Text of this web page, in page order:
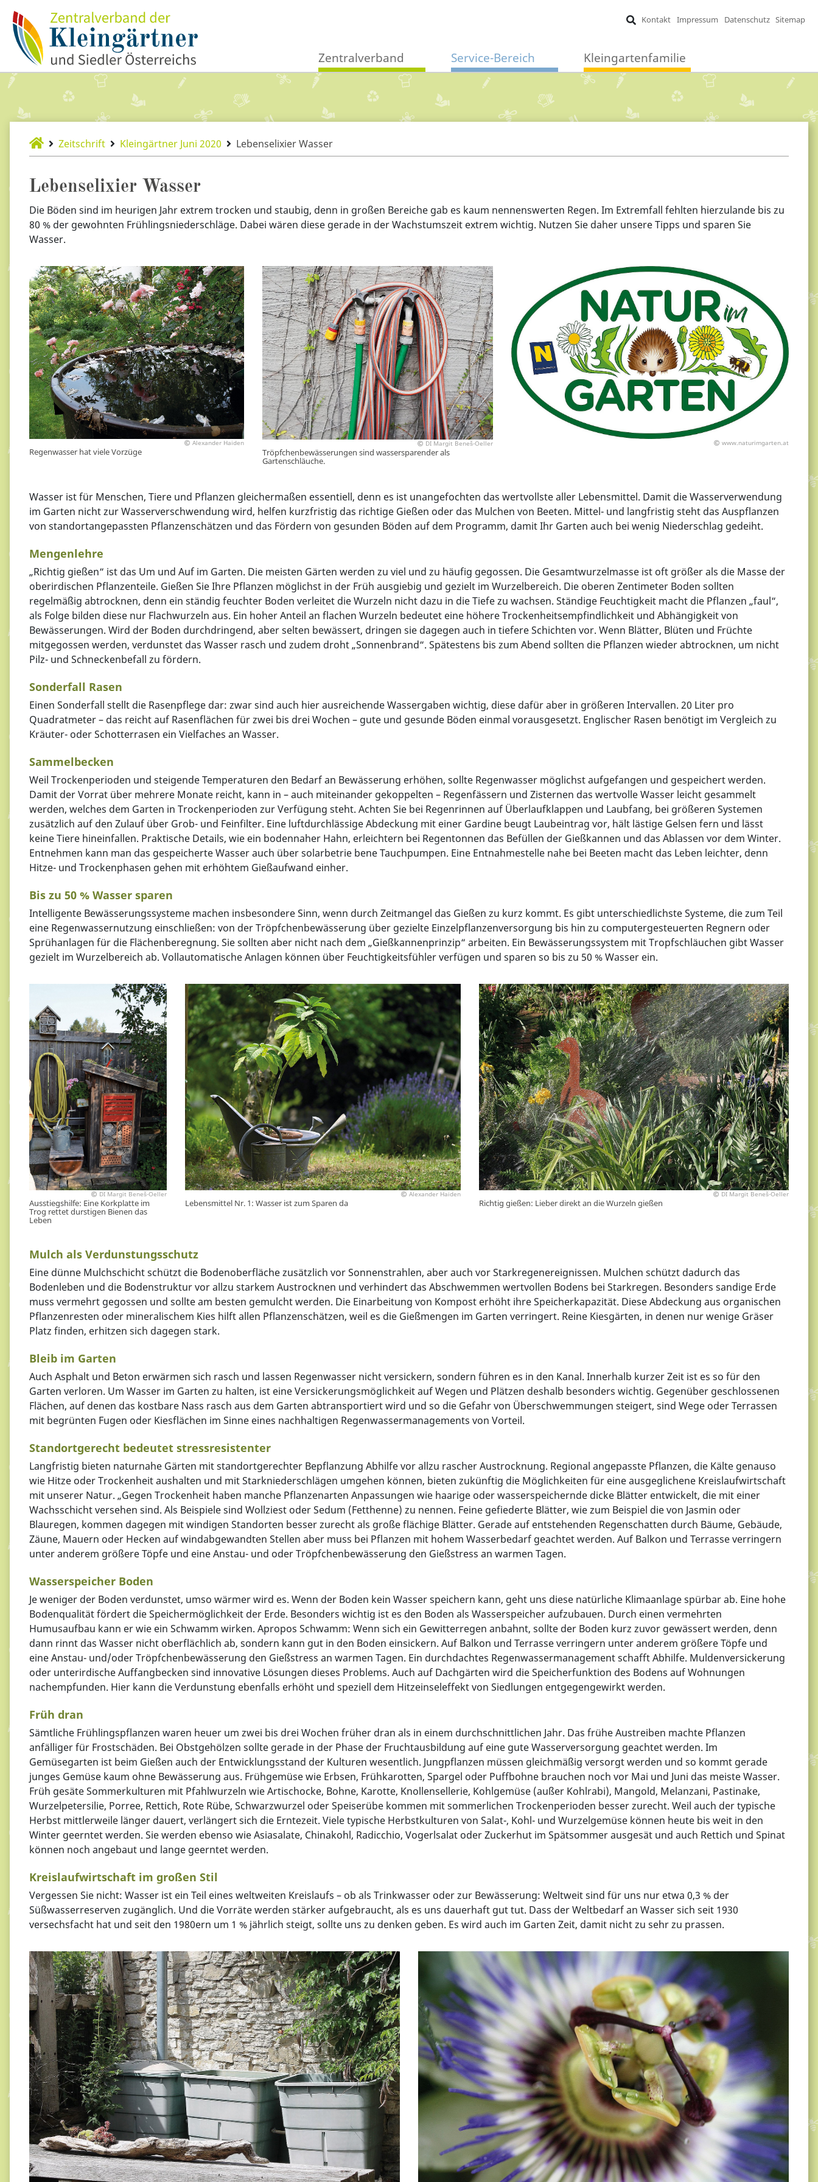
Zentralverband Service-Bereich Kleingartenfamilie
Kontakt Impressum Datenschutz Sitemap
Zeitschrift Kleingärtner Juni 2020 Lebenselixier Wasser
Lebenselixier Wasser
Die Böden sind im heurigen Jahr extrem trocken und staubig, denn in großen Bereiche gab es kaum nennenswerten Regen. Im Extremfall fehlten hierzulande bis zu
80 % der gewohnten Frühlingsniederschläge. Dabei wären diese gerade in der Wachstumszeit extrem wichtig. Nutzen Sie daher unsere Tipps und sparen Sie
Wasser.
Alexander Haiden
Regenwasser hat viele Vorzüge
DI Margit Beneš-Oeller
Tröpfchenbewässerungen sind wassersparender als
Gartenschläuche.
www.naturimgarten.at
Wasser ist für Menschen, Tiere und Pflanzen gleichermaßen essentiell, denn es ist unangefochten das wertvollste aller Lebensmittel. Damit die Wasserverwendung
im Garten nicht zur Wasserverschwendung wird, helfen kurzfristig das richtige Gießen oder das Mulchen von Beeten. Mittel- und langfristig steht das Auspflanzen
von standortangepassten Pflanzenschätzen und das Fördern von gesunden Böden auf dem Programm, damit Ihr Garten auch bei wenig Niederschlag gedeiht.
Mengenlehre
„Richtig gießen“ ist das Um und Auf im Garten. Die meisten Gärten werden zu viel und zu häufig gegossen. Die Gesamtwurzelmasse ist oft größer als die Masse der
oberirdischen Pflanzenteile. Gießen Sie Ihre Pflanzen möglichst in der Früh ausgiebig und gezielt im Wurzelbereich. Die oberen Zentimeter Boden sollten
regelmäßig abtrocknen, denn ein ständig feuchter Boden verleitet die Wurzeln nicht dazu in die Tiefe zu wachsen. Ständige Feuchtigkeit macht die Pflanzen „faul“,
als Folge bilden diese nur Flachwurzeln aus. Ein hoher Anteil an flachen Wurzeln bedeutet eine höhere Trockenheitsempfindlichkeit und Abhängigkeit von
Bewässerungen. Wird der Boden durchdringend, aber selten bewässert, dringen sie dagegen auch in tiefere Schichten vor. Wenn Blätter, Blüten und Früchte
mitgegossen werden, verdunstet das Wasser rasch und zudem droht „Sonnenbrand“. Spätestens bis zum Abend sollten die Pflanzen wieder abtrocknen, um nicht
Pilz- und Schneckenbefall zu fördern.
Sonderfall Rasen
Einen Sonderfall stellt die Rasenpflege dar: zwar sind auch hier ausreichende Wassergaben wichtig, diese dafür aber in größeren Intervallen. 20 Liter pro
Quadratmeter – das reicht auf Rasenflächen für zwei bis drei Wochen – gute und gesunde Böden einmal vorausgesetzt. Englischer Rasen benötigt im Vergleich zu
Kräuter- oder Schotterrasen ein Vielfaches an Wasser.
Sammelbecken
Weil Trockenperioden und steigende Temperaturen den Bedarf an Bewässerung erhöhen, sollte Regenwasser möglichst aufgefangen und gespeichert werden.
Damit der Vorrat über mehrere Monate reicht, kann in – auch miteinander gekoppelten – Regenfässern und Zisternen das wertvolle Wasser leicht gesammelt
werden, welches dem Garten in Trockenperioden zur Verfügung steht. Achten Sie bei Regenrinnen auf Überlaufklappen und Laubfang, bei größeren Systemen
zusätzlich auf den Zulauf über Grob- und Feinfilter. Eine luftdurchlässige Abdeckung mit einer Gardine beugt Laubeintrag vor, hält lästige Gelsen fern und lässt
keine Tiere hineinfallen. Praktische Details, wie ein bodennaher Hahn, erleichtern bei Regentonnen das Befüllen der Gießkannen und das Ablassen vor dem Winter.
Entnehmen kann man das gespeicherte Wasser auch über solarbetrie bene Tauchpumpen. Eine Entnahmestelle nahe bei Beeten macht das Leben leichter, denn
Hitze- und Trockenphasen gehen mit erhöhtem Gießaufwand einher.
Bis zu 50 % Wasser sparen
Intelligente Bewässerungssysteme machen insbesondere Sinn, wenn durch Zeitmangel das Gießen zu kurz kommt. Es gibt unterschiedlichste Systeme, die zum Teil
eine Regenwassernutzung einschließen: von der Tröpfchenbewässerung über gezielte Einzelpflanzenversorgung bis hin zu computergesteuerten Regnern oder
Sprühanlagen für die Flächenberegnung. Sie sollten aber nicht nach dem „Gießkannenprinzip“ arbeiten. Ein Bewässerungssystem mit Tropfschläuchen gibt Wasser
gezielt im Wurzelbereich ab. Vollautomatische Anlagen können über Feuchtigkeitsfühler verfügen und sparen so bis zu 50 % Wasser ein.
DI Margit Beneš-Oeller
Ausstiegshilfe: Eine Korkplatte im
Trog rettet durstigen Bienen das
Leben
Alexander Haiden
Lebensmittel Nr. 1: Wasser ist zum Sparen da
DI Margit Beneš-Oeller
Richtig gießen: Lieber direkt an die Wurzeln gießen
Mulch als Verdunstungsschutz
Eine dünne Mulchschicht schützt die Bodenoberfläche zusätzlich vor Sonnenstrahlen, aber auch vor Starkregenereignissen. Mulchen schützt dadurch das
Bodenleben und die Bodenstruktur vor allzu starkem Austrocknen und verhindert das Abschwemmen wertvollen Bodens bei Starkregen. Besonders sandige Erde
muss vermehrt gegossen und sollte am besten gemulcht werden. Die Einarbeitung von Kompost erhöht ihre Speicherkapazität. Diese Abdeckung aus organischen
Pflanzenresten oder mineralischem Kies hilft allen Pflanzenschätzen, weil es die Gießmengen im Garten verringert. Reine Kiesgärten, in denen nur wenige Gräser
Platz finden, erhitzen sich dagegen stark.
Bleib im Garten
Auch Asphalt und Beton erwärmen sich rasch und lassen Regenwasser nicht versickern, sondern führen es in den Kanal. Innerhalb kurzer Zeit ist es so für den
Garten verloren. Um Wasser im Garten zu halten, ist eine Versickerungsmöglichkeit auf Wegen und Plätzen deshalb besonders wichtig. Gegenüber geschlossenen
Flächen, auf denen das kostbare Nass rasch aus dem Garten abtransportiert wird und so die Gefahr von Überschwemmungen steigert, sind Wege oder Terrassen
mit begrünten Fugen oder Kiesflächen im Sinne eines nachhaltigen Regenwassermanagements von Vorteil.
Standortgerecht bedeutet stressresistenter
Langfristig bieten naturnahe Gärten mit standortgerechter Bepflanzung Abhilfe vor allzu rascher Austrocknung. Regional angepasste Pflanzen, die Kälte genauso
wie Hitze oder Trockenheit aushalten und mit Starkniederschlägen umgehen können, bieten zukünftig die Möglichkeiten für eine ausgeglichene Kreislaufwirtschaft
mit unserer Natur. „Gegen Trockenheit haben manche Pflanzenarten Anpassungen wie haarige oder wasserspeichernde dicke Blätter entwickelt, die mit einer
Wachsschicht versehen sind. Als Beispiele sind Wollziest oder Sedum (Fetthenne) zu nennen. Feine gefiederte Blätter, wie zum Beispiel die von Jasmin oder
Blauregen, kommen dagegen mit windigen Standorten besser zurecht als große flächige Blätter. Gerade auf entstehenden Regenschatten durch Bäume, Gebäude,
Zäune, Mauern oder Hecken auf windabgewandten Stellen aber muss bei Pflanzen mit hohem Wasserbedarf geachtet werden. Auf Balkon und Terrasse verringern
unter anderem größere Töpfe und eine Anstau- und oder Tröpfchenbewässerung den Gießstress an warmen Tagen.
Wasserspeicher Boden
Je weniger der Boden verdunstet, umso wärmer wird es. Wenn der Boden kein Wasser speichern kann, geht uns diese natürliche Klimaanlage spürbar ab. Eine hohe
Bodenqualität fördert die Speichermöglichkeit der Erde. Besonders wichtig ist es den Boden als Wasserspeicher aufzubauen. Durch einen vermehrten
Humusaufbau kann er wie ein Schwamm wirken. Apropos Schwamm: Wenn sich ein Gewitterregen anbahnt, sollte der Boden kurz zuvor gewässert werden, denn
dann rinnt das Wasser nicht oberflächlich ab, sondern kann gut in den Boden einsickern. Auf Balkon und Terrasse verringern unter anderem größere Töpfe und
eine Anstau- und/oder Tröpfchenbewässerung den Gießstress an warmen Tagen. Ein durchdachtes Regenwassermanagement schafft Abhilfe. Muldenversickerung
oder unterirdische Auffangbecken sind innovative Lösungen dieses Problems. Auch auf Dachgärten wird die Speicherfunktion des Bodens auf Wohnungen
nachempfunden. Hier kann die Verdunstung ebenfalls erhöht und speziell dem Hitzeinseleffekt von Siedlungen entgegengewirkt werden.
Früh dran
Sämtliche Frühlingspflanzen waren heuer um zwei bis drei Wochen früher dran als in einem durchschnittlichen Jahr. Das frühe Austreiben machte Pflanzen
anfälliger für Frostschäden. Bei Obstgehölzen sollte gerade in der Phase der Fruchtausbildung auf eine gute Wasserversorgung geachtet werden. Im
Gemüsegarten ist beim Gießen auch der Entwicklungsstand der Kulturen wesentlich. Jungpflanzen müssen gleichmäßig versorgt werden und so kommt gerade
junges Gemüse kaum ohne Bewässerung aus. Frühgemüse wie Erbsen, Frühkarotten, Spargel oder Puffbohne brauchen noch vor Mai und Juni das meiste Wasser.
Früh gesäte Sommerkulturen mit Pfahlwurzeln wie Artischocke, Bohne, Karotte, Knollensellerie, Kohlgemüse (außer Kohlrabi), Mangold, Melanzani, Pastinake,
Wurzelpetersilie, Porree, Rettich, Rote Rübe, Schwarzwurzel oder Speiserübe kommen mit sommerlichen Trockenperioden besser zurecht. Weil auch der typische
Herbst mittlerweile länger dauert, verlängert sich die Erntezeit. Viele typische Herbstkulturen von Salat-, Kohl- und Wurzelgemüse können heute bis weit in den
Winter geerntet werden. Sie werden ebenso wie Asiasalate, Chinakohl, Radicchio, Vogerlsalat oder Zuckerhut im Spätsommer ausgesät und auch Rettich und Spinat
können noch angebaut und lange geerntet werden.
Kreislaufwirtschaft im großen Stil
Vergessen Sie nicht: Wasser ist ein Teil eines weltweiten Kreislaufs – ob als Trinkwasser oder zur Bewässerung: Weltweit sind für uns nur etwa 0,3 % der
Süßwasserreserven zugänglich. Und die Vorräte werden stärker aufgebraucht, als es uns dauerhaft gut tut. Dass der Weltbedarf an Wasser sich seit 1930
versechsfacht hat und seit den 1980ern um 1 % jährlich steigt, sollte uns zu denken geben. Es wird auch im Garten Zeit, damit nicht zu sehr zu prassen.